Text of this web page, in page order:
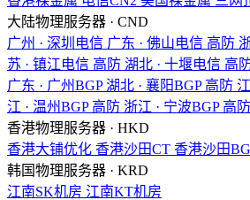
大陆物理服务器 · CND
广州 · 深圳电信 广东 · 佛山电信 高防
苏 · 镇江电信 高防 湖北 · 十堰电信 高
广东 · 广州BGP 湖北 · 襄阳BGP 高防
江 · 温州BGP 高防 浙江 · 宁波BGP 高防
香港物理服务器 · HKD
香港大铺优化 香港沙田CT 香港沙田
韩国物理服务器 · KRD
江南SK机房 江南KT机房